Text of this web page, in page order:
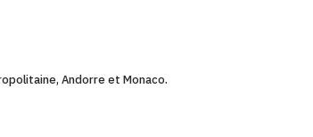
Andorre et Monaco.